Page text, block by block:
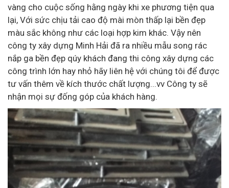
vàng cho cuộc sống hằng ngày khi xe phương tiện qua
lại, Với sức chịu tải cao độ mài mòn thấp lại bền đẹp
màu sắc không như các loại hợp kim khác. Vậy nên
công ty xây dựng Minh Hải đã ra nhiều mẫu song rác
nắp ga bền đẹp qúy khách đang thi công xây dựng các
công trình lớn hay nhỏ hãy liên hệ với chúng tôi để được
tư vấn thêm về kích thước chất lượng...vv Công ty sẽ
nhận mọi sự đống góp của khách hàng.